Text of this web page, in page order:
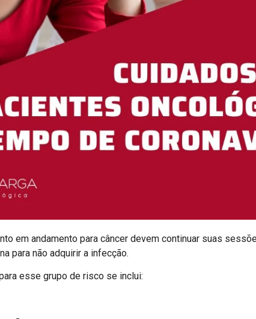
em andamento para câncer devem continuar suas
para não adquirir a infecção.
esse grupo de risco se inclui: